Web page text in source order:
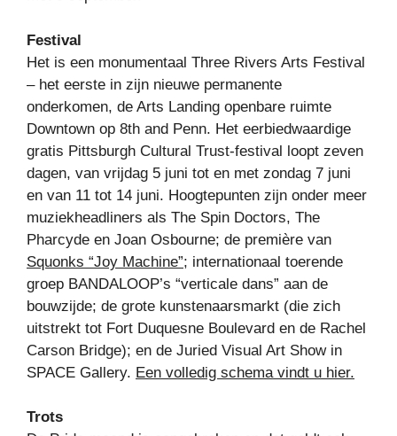
Festival
Het is een monumentaal Three Rivers Arts Festival
– het eerste in zijn nieuwe permanente
onderkomen, de Arts Landing openbare ruimte
Downtown op 8th and Penn. Het eerbiedwaardige
gratis Pittsburgh Cultural Trust-festival loopt zeven
dagen, van vrijdag 5 juni tot en met zondag 7 juni
en van 11 tot 14 juni. Hoogtepunten zijn onder meer
muziekheadliners als The Spin Doctors, The
Pharcyde en Joan Osbourne; de première van
Squonks “Joy Machine”; internationaal toerende
groep BANDALOOP’s “verticale dans” aan de
bouwzijde; de grote kunstenaarsmarkt (die zich
uitstrekt tot Fort Duquesne Boulevard en de Rachel
Carson Bridge); en de Juried Visual Art Show in
SPACE Gallery. Een volledig schema vindt u hier.
Trots